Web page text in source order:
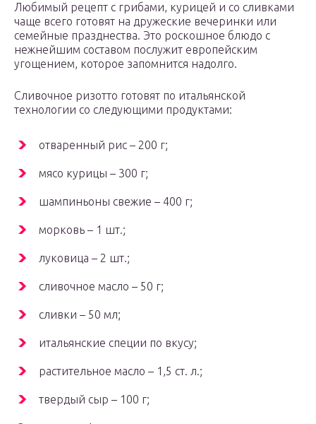
Любимый рецепт с грибами, курицей и со сливками
чаще всего готовят на дружеские вечеринки или
семейные празднества. Это роскошное блюдо с
нежнейшим составом послужит европейским
угощением, которое запомнится надолго.
Сливочное ризотто готовят по итальянской
технологии со следующими продуктами:
отваренный рис – 200 г;
мясо курицы – 300 г;
шампиньоны свежие – 400 г;
морковь – 1 шт.;
луковица – 2 шт.;
сливочное масло – 50 г;
сливки – 50 мл;
итальянские специи по вкусу;
растительное масло – 1,5 ст. л.;
твердый сыр – 100 г;